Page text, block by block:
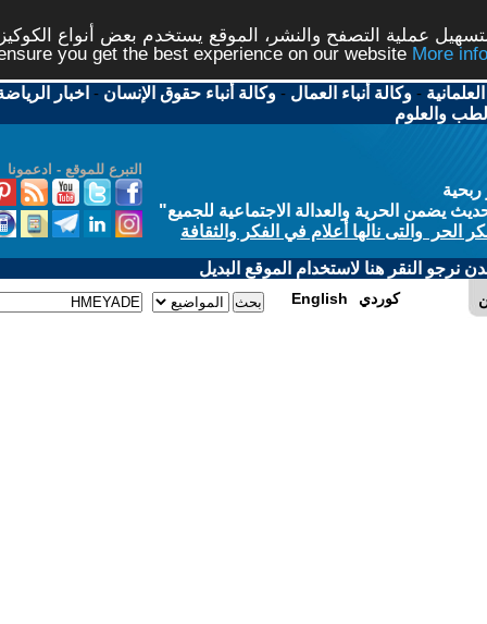
الموقع يستخدم بعض أنواع الكوكيز نرجو النقر على الزر
-وكالة أنباء حقوق الإنسان-اخبار الرياضة-اخبار
للجميع"
الفكر والثقافة
الموقع البديل